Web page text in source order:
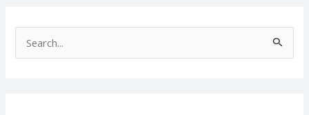
Media
e